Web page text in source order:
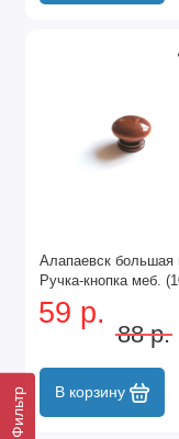
Фильтр
Алапаевск большая
Ручка-кнопка меб.
59 р.
88 р.
В корзину